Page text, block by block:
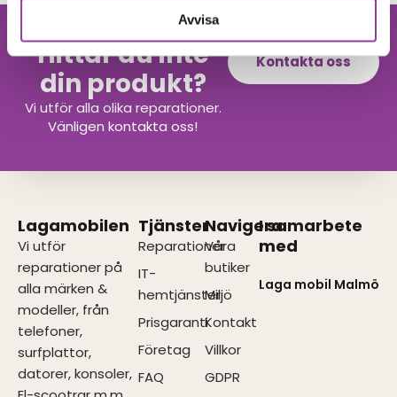
Avvisa
Hittar du inte
din produkt?
Vi utför alla olika reparationer.
Vänligen kontakta oss!
Kontakta oss
Lagamobilen
Vi utför
reparationer på
alla märken &
modeller, från
telefoner,
surfplattor,
datorer, konsoler,
Tjänster
Reparationer
IT-
hemtjänster
Prisgaranti
Företag
FAQ
Navigera
Våra
butiker
Miljö
Kontakt
Villkor
GDPR
I samarbete
med
Laga mobil Malmö